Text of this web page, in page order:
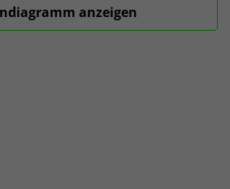
anzeigen